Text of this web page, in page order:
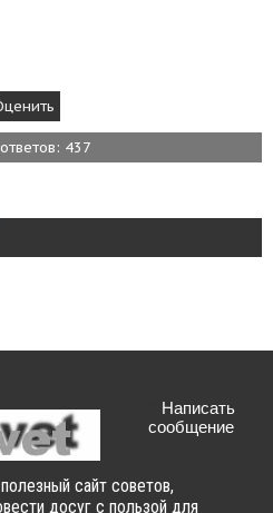
437
сайт советов,
досуг с пользой для
Написать
сообщение